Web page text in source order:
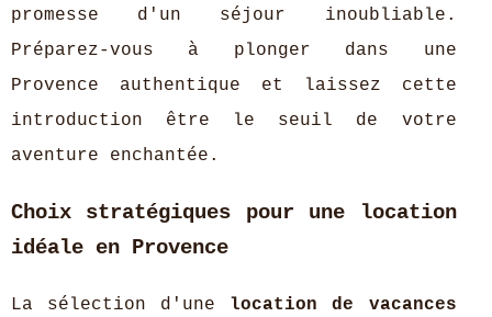
promesse d'un séjour inoubliable.
Préparez-vous à plonger dans une
Provence authentique et laissez cette
introduction être le seuil de votre
aventure enchantée.
Choix stratégiques pour une location
idéale en Provence
La sélection d'une location de vacances